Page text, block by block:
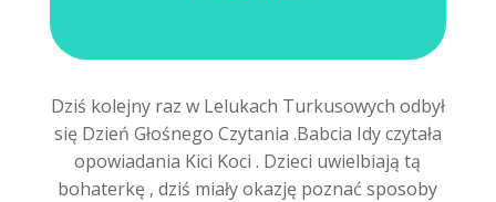
Dziś kolejny raz w Lelukach Turkusowych odbył
się Dzień Głośnego Czytania .Babcia Idy czytała
opowiadania Kici Koci . Dzieci uwielbiają tą
bohaterkę , dziś miały okazję poznać sposoby